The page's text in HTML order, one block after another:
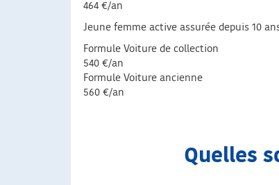
464 €/an
Jeune femme active assurée depuis 10
Formule Voiture de collection
540 €/an
Formule Voiture ancienne
560 €/an
Quelles